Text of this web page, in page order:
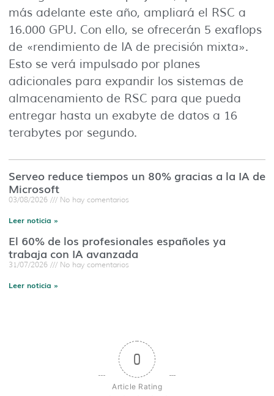
más adelante este año, ampliará el RSC a
16.000 GPU. Con ello, se ofrecerán 5 exaflops
de «rendimiento de IA de precisión mixta».
Esto se verá impulsado por planes
adicionales para expandir los sistemas de
almacenamiento de RSC para que pueda
entregar hasta un exabyte de datos a 16
terabytes por segundo.
Serveo reduce tiempos un 80% gracias a la IA de
Microsoft
03/08/2026 No hay comentarios
Leer noticia »
El 60% de los profesionales españoles ya
trabaja con IA avanzada
31/07/2026 No hay comentarios
Leer noticia »
0
Article Rating